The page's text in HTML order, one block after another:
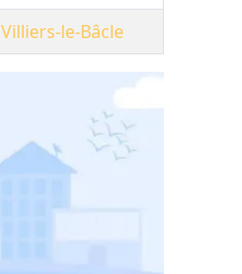
Villiers-le-Bâcle